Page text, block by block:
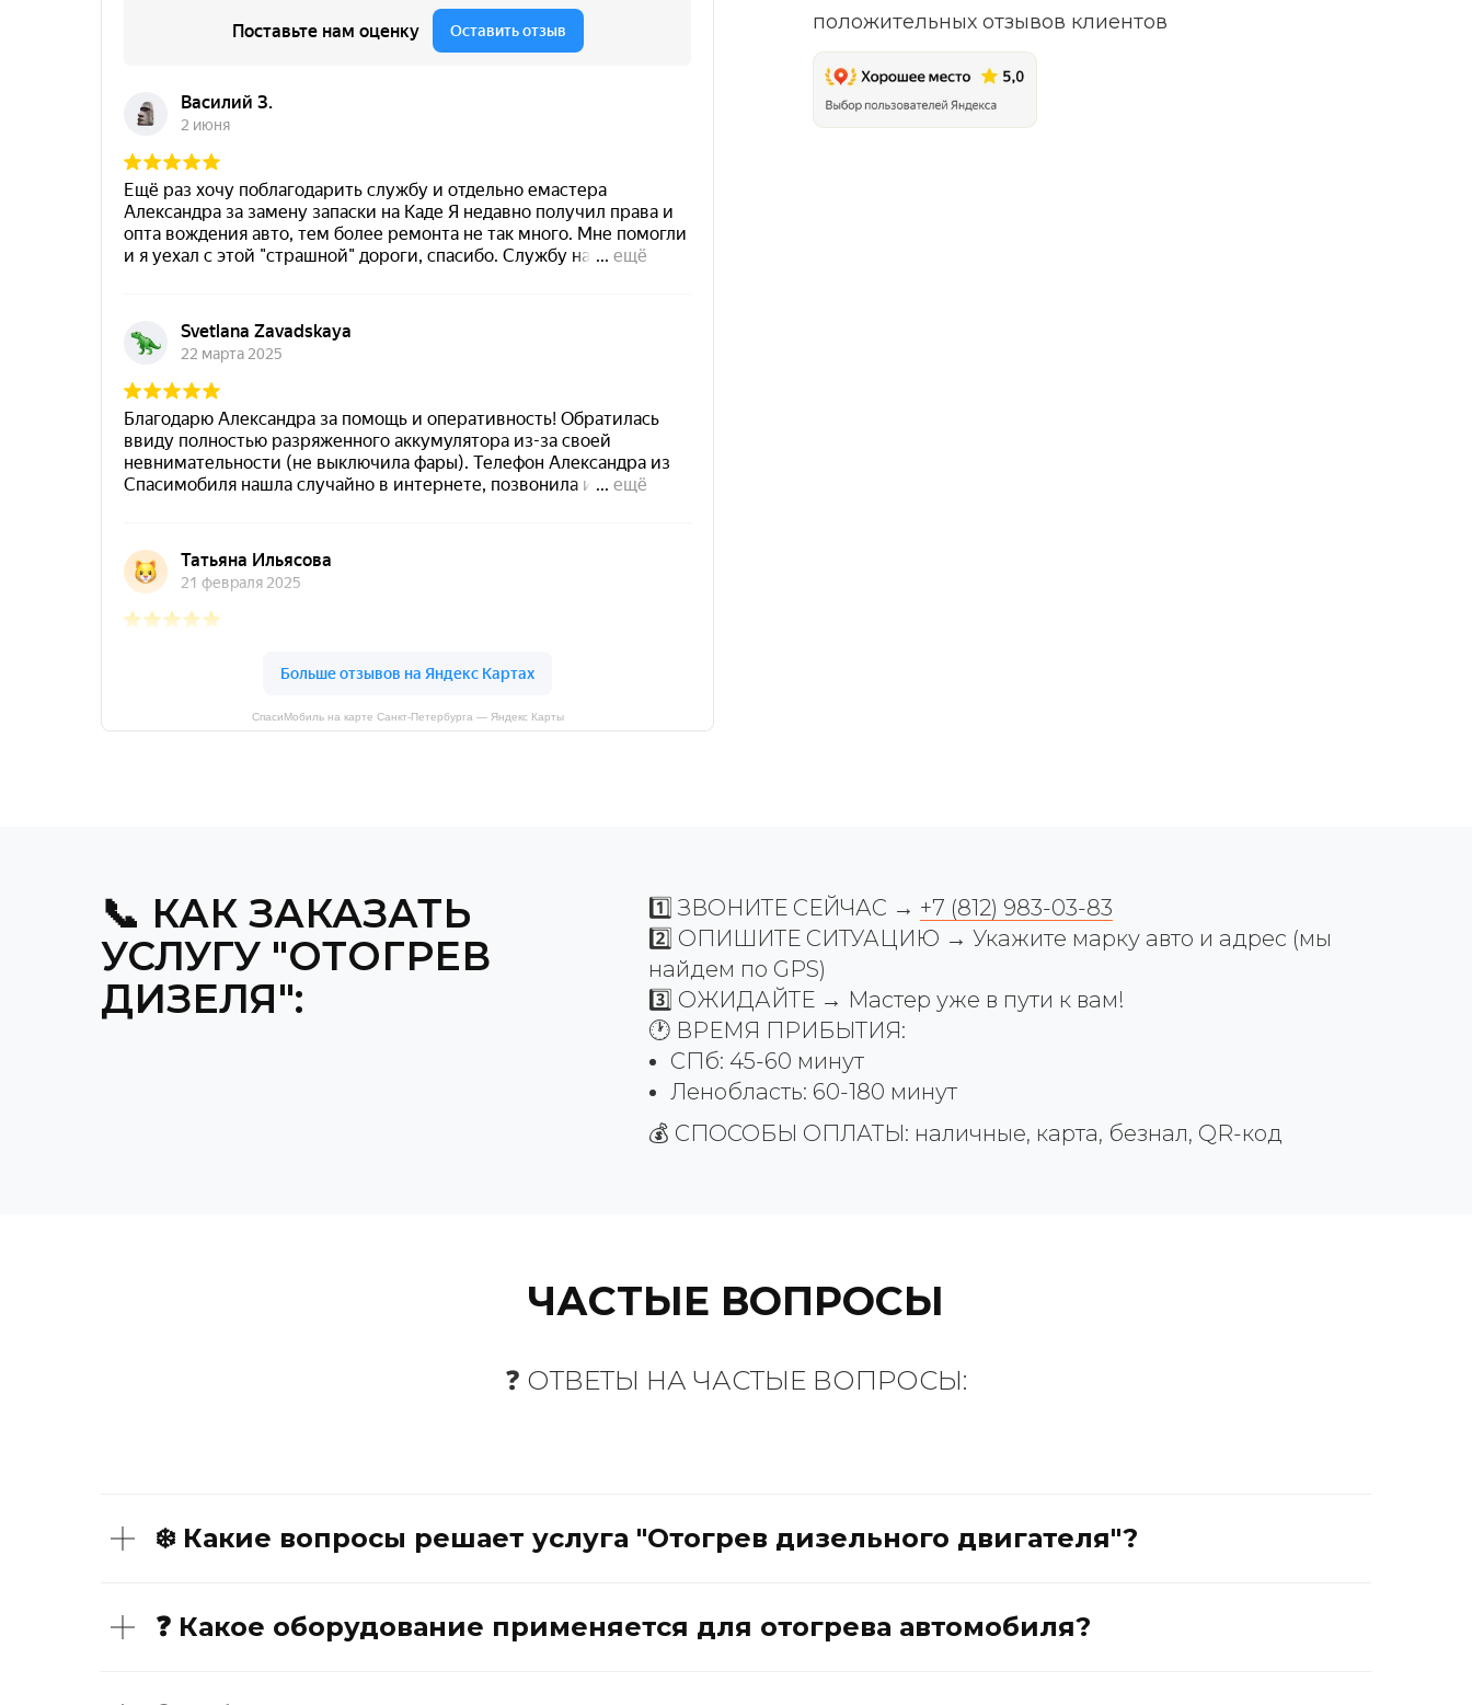
СпасиМобиль на карте Санкт‑Петербурга — Яндекс Карты
положительных отзывов клиентов
📞 КАК ЗАКАЗАТЬ
УСЛУГУ "ОТОГРЕВ
ДИЗЕЛЯ":
1️⃣ ЗВОНИТЕ СЕЙЧАС → +7 (812) 983-03-83
2️⃣ ОПИШИТЕ СИТУАЦИЮ → Укажите марку авто и адрес (мы
найдем по GPS)
3️⃣ ОЖИДАЙТЕ → Мастер уже в пути к вам!
🕐 ВРЕМЯ ПРИБЫТИЯ:
СПб: 45-60 минут
Ленобласть: 60-180 минут
💰 СПОСОБЫ ОПЛАТЫ: наличные, карта, безнал, QR-код
ЧАСТЫЕ ВОПРОСЫ
❓ ОТВЕТЫ НА ЧАСТЫЕ ВОПРОСЫ:
❄️ Какие вопросы решает услуга "Отогрев дизельного двигателя"?
❓ Какое оборудование применяется для отогрева автомобиля?